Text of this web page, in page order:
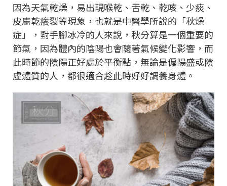
因為天氣乾燥，易出現喉乾、舌乾、乾咳、少痰、
皮膚乾癢裂等現象，也就是中醫學所說的「秋燥
症」，對手腳冰冷的人來說，秋分算是一個重要的
節氣，因為體內的陰陽也會隨著氣候變化影響，而
此時節的陰陽正好處於平衡點，無論是偏陽盛或陰
虛體質的人，都很適合趁此時好好調養身體。